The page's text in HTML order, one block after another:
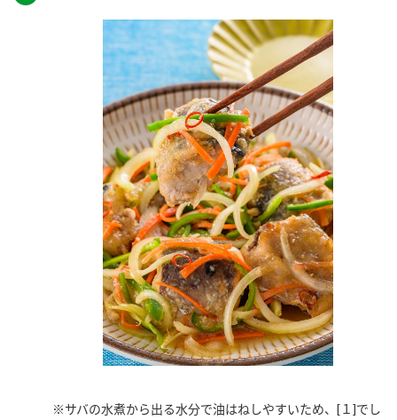
※サバの水煮から出る水分で油はねしやすいため、[１]でし